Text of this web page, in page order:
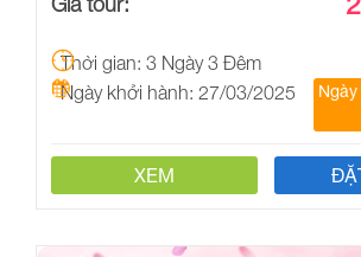
Thời gian: 3 Ngày 3 Đêm
Ngày khởi hành: 27/03/2025
XEM